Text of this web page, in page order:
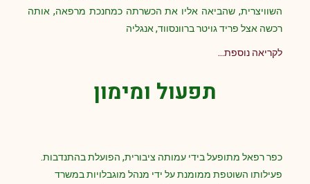
השוויצרית, שהביאה אליו את הכשרתה כמחנכת מרפאה, אותה
רכשה אצל פריד גויטר ברוונסווד, אנגליה
לקריאה נוספת…
תפעול ומימון
כפר רפאל מתופעל בידי עמותה ציבורית, הפועלת בהתנדבות.
פעילותו השוטפת ממומנת על ידי מנהל מוגבלויות במשרד